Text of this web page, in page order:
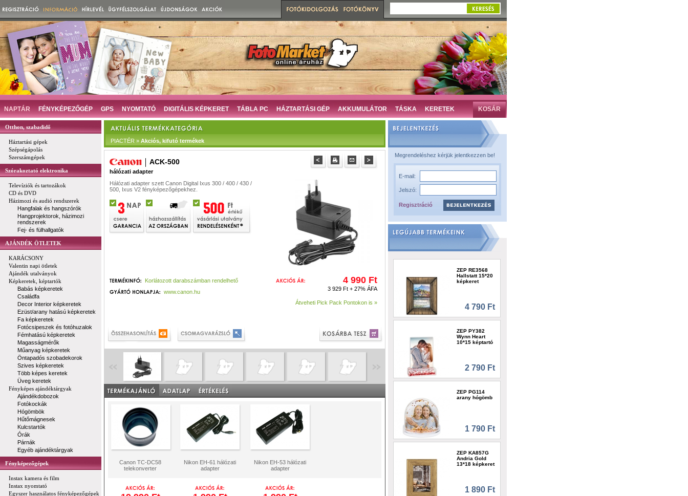
NAPTÁR FÉNYKÉPEZŐGÉP GPS NYOMTATÓ DIGITÁLIS KÉPKERET TÁBLA PC HÁZTARTÁSI GÉP AKKUMULÁTOR TÁSKA KERETEK KOSÁR
Otthon, szabadidő
Háztartási gépek
Szépségápolás
Szerszámgépek
Szórakoztató elektronika
Televíziók és tartozákok
CD és DVD
Házimozi és audió rendszerek
Hangfalak és hangszórók
Hangprojektorok, házimozi
rendszerek
Fej- és fülhallgatók
AJÁNDÉK ÖTLETEK
KARÁCSONY
Valentin napi ötletek
Ajándék utalványok
Képkeretek, képtartók
Babás képkeretek
Családfa
Decor Interior képkeretek
Ezüst/arany hatású képkeretek
Fa képkeretek
Fotócsipeszek és fotóhuzalok
Fémhatású képkeretek
Magasságmérők
Műanyag képkeretek
Öntapadós szobadekorok
Szives képkeretek
Több képes keretek
Üveg keretek
Fényképes ajándéktárgyak
Ajándékdobozok
Fotókockák
Hógömbök
Hűtőmágnesek
Kulcstartók
Órák
Párnák
Egyéb ajándéktárgyak
Fényképezőgépek
Instax kamera és film
Instax nyomtató
Egyszer használatos fényképezőgépek
PIACTÉR » Akciós, kifutó termékek
ACK-500
hálózati adapter
Hálózati adapter szett Canon Digital Ixus 300 / 400 / 430 /
500, Ixus V2 fényképezőgépekhez.
Korlátozott darabszámban rendelhető
www.canon.hu
4 990 Ft
3 929 Ft + 27% ÁFA
Átveheti Pick Pack Pontokon is »
Canon TC-DC58
telekonverter
Nikon EH-61 hálózati
adapter
Nikon EH-53 hálózati
adapter
Megrendeléshez kérjük jelentkezzen be!
E-mail:
Jelszó:
Regisztráció
ZEP RE3568
Hallstatt 15*20
képkeret
4 790 Ft
ZEP PY382
Wynn Heart
10*15 képtartó
2 790 Ft
ZEP PG114
arany hógömb
1 790 Ft
ZEP KA857G
Andria Gold
13*18 képkeret
1 890 Ft